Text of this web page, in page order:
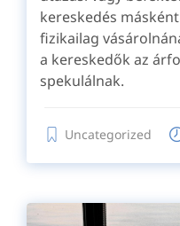
kereskedés
fizikailag
a kereskedők az
spekulálnak.
Uncategorized